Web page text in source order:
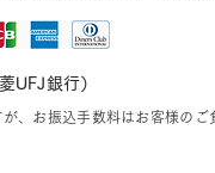
UFJ銀行）
、お振込手数料はお客様のご